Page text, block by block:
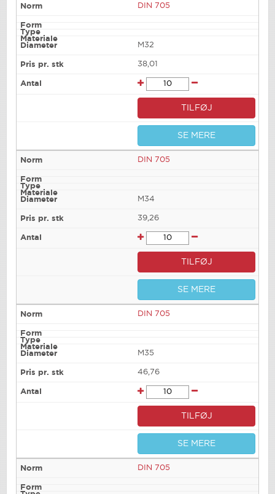
DIN 705
M32
38,01
TILFØJ
SE MERE
DIN 705
M34
39,26
TILFØJ
SE MERE
DIN 705
M35
46,76
TILFØJ
SE MERE
DIN 705